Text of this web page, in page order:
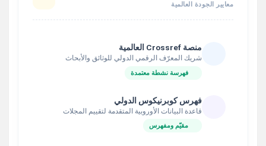
معايير الجودة العالمية
منصة Crossref العالمية
شريك المعرّف الرقمي الدولي للوثائق والأبحاث
فهرسة نشطة معتمدة
فهرس كوبرنيكوس الدولي
قاعدة البيانات الأوروبية المتقدمة لتقييم المجلات
مقيّم ومفهرس